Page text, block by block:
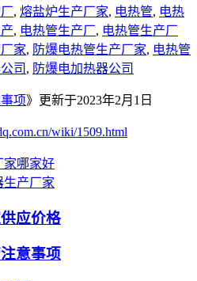
, 熔盐炉生产厂家, 电热管, 电热
, 电热管生产厂, 电热管生产厂
家, 防爆电热管生产厂家, 电热管
司 , 防爆电加热器公司
项》更新于2023年2月1日
wiki/1509.html
家哪家好
生产厂家
应价格
意事项